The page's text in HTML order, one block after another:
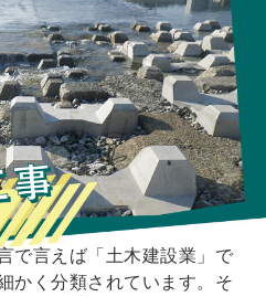
で言えば「土木建設業」で
かく分類されています。そ